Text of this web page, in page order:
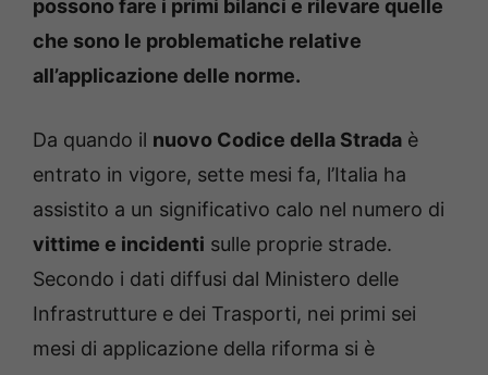
possono fare i primi bilanci e rilevare quelle
che sono le problematiche relative
all’applicazione delle norme.
Da quando il nuovo Codice della Strada è
entrato in vigore, sette mesi fa, l’Italia ha
assistito a un significativo calo nel numero di
vittime e incidenti sulle proprie strade.
Secondo i dati diffusi dal Ministero delle
Infrastrutture e dei Trasporti, nei primi sei
mesi di applicazione della riforma si è